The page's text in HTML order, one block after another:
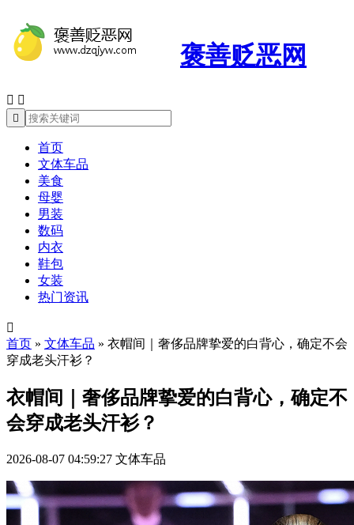
褒善贬恶网
 

首页
文体车品
美食
母婴
男装
数码
内衣
鞋包
女装
热门资讯

首页 » 文体车品 » 衣帽间｜奢侈品牌挚爱的白背心，确定不会
穿成老头汗衫？
衣帽间｜奢侈品牌挚爱的白背心，确定不
会穿成老头汗衫？
2026-08-07 04:59:27 文体车品